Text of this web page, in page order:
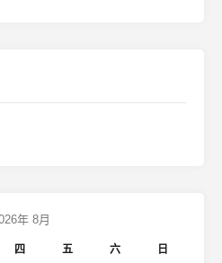
年 8月
四 五 六
日